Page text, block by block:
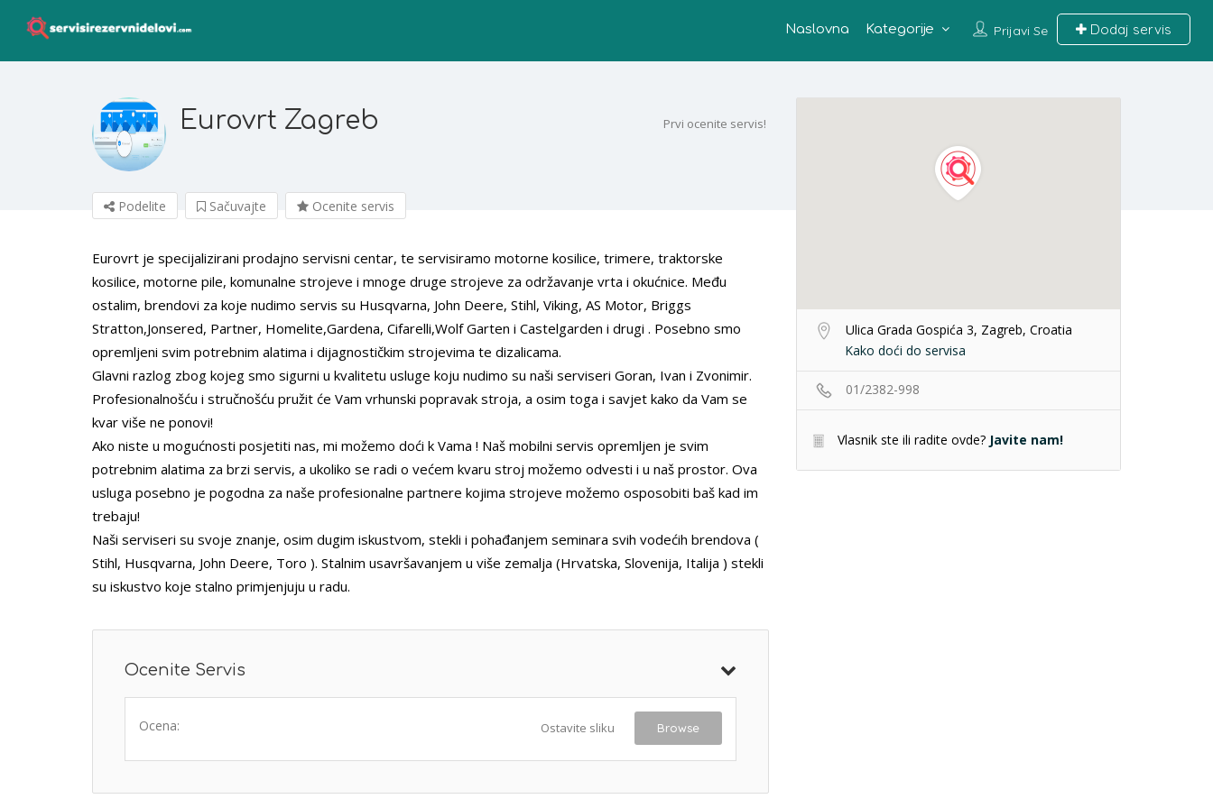
Prijavi Se Dodaj servis
Naslovna Kategorije
Eurovrt Zagreb Prvi ocenite servis!
Podelite Sačuvajte Ocenite servis
Ulica Grada Gospića 3, Zagreb, Croatia
Kako doći do servisa
01/2382-998
Vlasnik ste ili radite ovde? Javite nam!
Eurovrt je specijalizirani prodajno servisni centar, te servisiramo motorne kosilice, trimere, traktorske
kosilice, motorne pile, komunalne strojeve i mnoge druge strojeve za održavanje vrta i okućnice. Među
ostalim, brendovi za koje nudimo servis su Husqvarna, John Deere, Stihl, Viking, AS Motor, Briggs
Stratton,Jonsered, Partner, Homelite,Gardena, Cifarelli,Wolf Garten i Castelgarden i drugi . Posebno smo
opremljeni svim potrebnim alatima i dijagnostičkim strojevima te dizalicama.
Glavni razlog zbog kojeg smo sigurni u kvalitetu usluge koju nudimo su naši serviseri Goran, Ivan i Zvonimir.
Profesionalnošću i stručnošću pružit će Vam vrhunski popravak stroja, a osim toga i savjet kako da Vam se
kvar više ne ponovi!
Ako niste u mogućnosti posjetiti nas, mi možemo doći k Vama ! Naš mobilni servis opremljen je svim
potrebnim alatima za brzi servis, a ukoliko se radi o većem kvaru stroj možemo odvesti i u naš prostor. Ova
usluga posebno je pogodna za naše profesionalne partnere kojima strojeve možemo osposobiti baš kad im
trebaju!
Naši serviseri su svoje znanje, osim dugim iskustvom, stekli i pohađanjem seminara svih vodećih brendova (
Stihl, Husqvarna, John Deere, Toro ). Stalnim usavršavanjem u više zemalja (Hrvatska, Slovenija, Italija ) stekli
su iskustvo koje stalno primjenjuju u radu.
Ocenite Servis
Ocena: Ostavite sliku Browse